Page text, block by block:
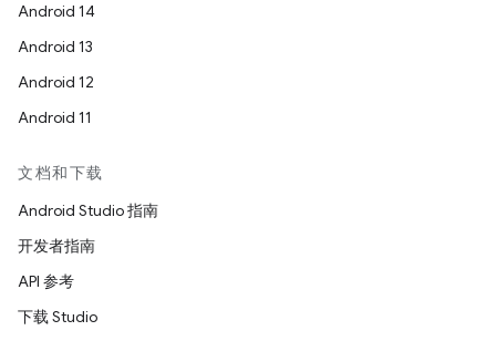
Android 14
Android 13
Android 12
Android 11
文档和下载
Android Studio 指南
开发者指南
API 参考
下载 Studio